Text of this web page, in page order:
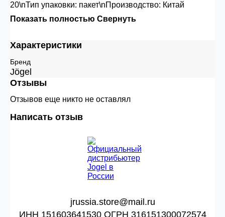
20\nТип упаковки: пакет\nПроизводство: Китай
Показать полностью Свернуть
Характеристики
Бренд
Jögel
Отзывы
Отзывов еще никто не оставлял
Написать отзыв
jrussia.store@mail.ru
ИНН 151603641530 ОГРН 316151300072574